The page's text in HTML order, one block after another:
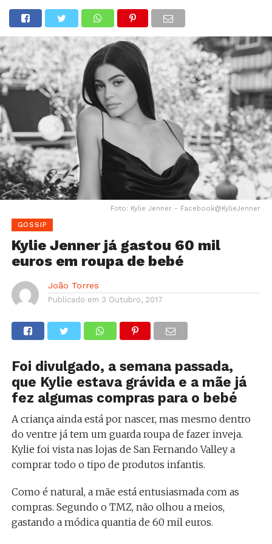
Foto: Kylie Jenner - Facebook@KylieJenner
GOSSIP
Kylie Jenner já gastou 60 mil
euros em roupa de bebé
João Torres
Publicado em 3 Outubro, 2017
Foi divulgado, a semana passada,
que Kylie estava grávida e a mãe já
fez algumas compras para o bebé
A criança ainda está por nascer, mas mesmo dentro
do ventre já tem um guarda roupa de fazer inveja.
Kylie foi vista nas lojas de San Fernando Valley a
comprar todo o tipo de produtos infantis.
Como é natural, a mãe está entusiasmada com as
compras. Segundo o TMZ, não olhou a meios,
gastando a módica quantia de 60 mil euros.